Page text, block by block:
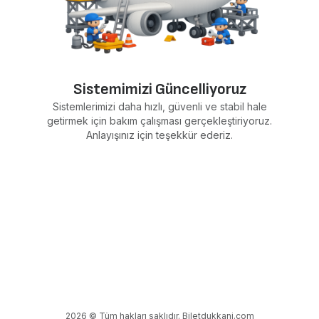
Sistemimizi Güncelliyoruz
Sistemlerimizi daha hızlı, güvenli ve stabil hale
getirmek için bakım çalışması gerçekleştiriyoruz.
Anlayışınız için teşekkür ederiz.
2026 © Tüm hakları saklıdır. Biletdukkani.com